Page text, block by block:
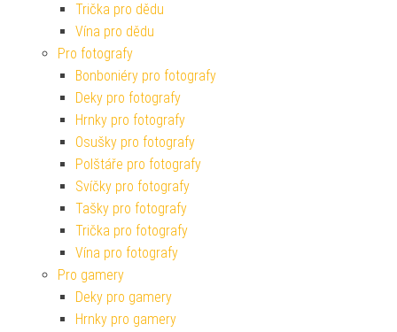
Trička pro dědu
Vína pro dědu
Pro fotografy
Bonboniéry pro fotografy
Deky pro fotografy
Hrnky pro fotografy
Osušky pro fotografy
Polštáře pro fotografy
Svíčky pro fotografy
Tašky pro fotografy
Trička pro fotografy
Vína pro fotografy
Pro gamery
Deky pro gamery
Hrnky pro gamery